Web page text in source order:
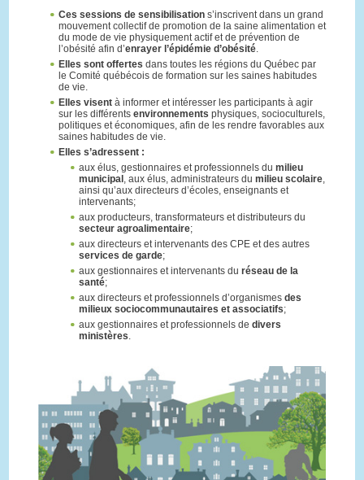
Ces sessions de sensibilisations’inscrivent dans un grand
mouvement collectif de promotion de la saine alimentation et
du mode de vie physiquement actif et de prévention de
l’obésité afin d’enrayer l’épidémie d’obésité.
Elles sont offertes dans toutes les régions du Québec par
le Comité québécois de formation sur les saines habitudes
de vie.
Elles visentà informer et intéresser les participants à agir
sur les différents environnements physiques, socioculturels,
politiques et économiques, afin de les rendre favorables aux
saines habitudes de vie.
Elles s’adressent :
aux élus, gestionnaires et professionnels du milieu
municipal , aux élus, administrateurs du milieu scolaire,
ainsi qu’aux directeurs d’écoles, enseignants et
intervenants;
aux producteurs, transformateurs et distributeurs du
secteur agroalimentaire;
aux directeurs et intervenants des CPE et des autres
services de garde;
aux gestionnaires et intervenants du réseau de la
santé;
aux directeurs et professionnels d’organismes des
milieux sociocommunautaires et associatifs;
aux gestionnaires et professionnels de divers
ministères.